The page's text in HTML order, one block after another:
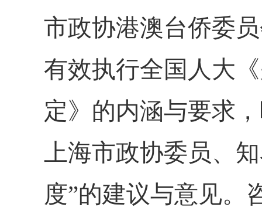
市政协港澳台侨委
有效执行全国人大
定》的内涵与要求
上海市政协委员、
度”的建议与意见。